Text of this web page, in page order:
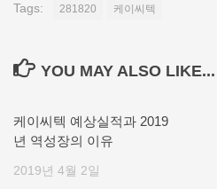
Tags: 281820 케이씨텍
YOU MAY ALSO LIKE...
케이씨텍 예상실적과 2019
년 역성장의 이유
2019년 4월 2일